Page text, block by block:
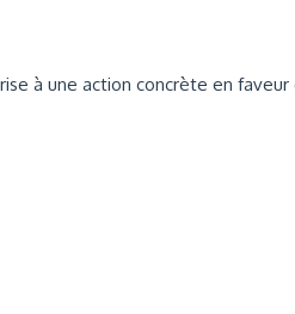
à une action concrète en